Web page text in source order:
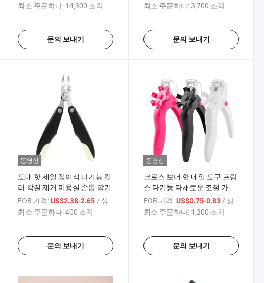
최소 주문하다: 14,300 조각
문의 보내기
최소 주문하다:3,700 조각
문의 보내기
동영상
도매 핫 세일 접이식 다기능 컬
러 각질 제거 미용실 손톱 깎기
FOB 가격: US$2.38-2.65 / 상품
최소 주문하다:400 조각
문의 보내기
동영상
크로스 보더 핫 네일 도구 프랑
스 다기능 다채로운 조절 가능
한 일자 클리퍼
FOB 가격: US$0.75-0.83 / 상품
최소 주문하다: 1,200 조각
문의 보내기